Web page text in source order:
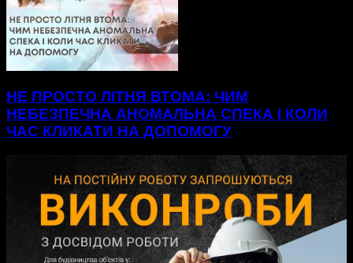
НЕ ПРОСТО ЛІТНЯ ВТОМА: ЧИМ
НЕБЕЗПЕЧНА АНОМАЛЬНА СПЕКА І КОЛИ
ЧАС КЛИКАТИ НА ДОПОМОГУ